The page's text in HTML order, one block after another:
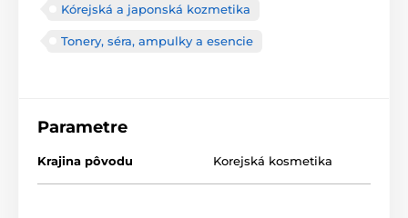
Kórejská a japonská kozmetika
Tonery, séra, ampulky a esencie
Parametre
Krajina pôvodu Korejská kosmetika